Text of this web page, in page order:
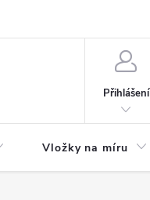
Přihlášení
Vložky na míru